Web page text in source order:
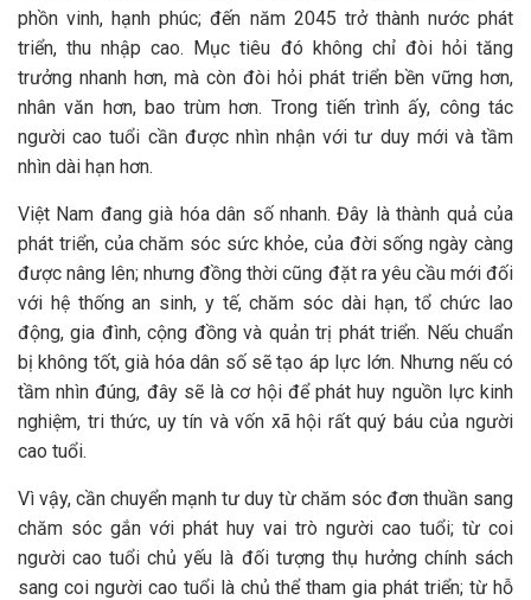
phồn vinh, hạnh phúc; đến năm 2045 trở thành nước phát
triển, thu nhập cao. Mục tiêu đó không chỉ đòi hỏi tăng
trưởng nhanh hơn, mà còn đòi hỏi phát triển bền vững hơn,
nhân văn hơn, bao trùm hơn. Trong tiến trình ấy, công tác
người cao tuổi cần được nhìn nhận với tư duy mới và tầm
nhìn dài hạn hơn.
Việt Nam đang già hóa dân số nhanh. Đây là thành quả của
phát triển, của chăm sóc sức khỏe, của đời sống ngày càng
được nâng lên; nhưng đồng thời cũng đặt ra yêu cầu mới đối
với hệ thống an sinh, y tế, chăm sóc dài hạn, tổ chức lao
động, gia đình, cộng đồng và quản trị phát triển. Nếu chuẩn
bị không tốt, già hóa dân số sẽ tạo áp lực lớn. Nhưng nếu có
tầm nhìn đúng, đây sẽ là cơ hội để phát huy nguồn lực kinh
nghiệm, tri thức, uy tín và vốn xã hội rất quý báu của người
cao tuổi.
Vì vậy, cần chuyển mạnh tư duy từ chăm sóc đơn thuần sang
chăm sóc gắn với phát huy vai trò người cao tuổi; từ coi
người cao tuổi chủ yếu là đối tượng thụ hưởng chính sách
sang coi người cao tuổi là chủ thể tham gia phát triển; từ hỗ